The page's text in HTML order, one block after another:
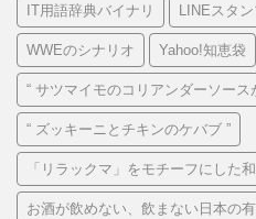
IT用語辞典バイナリ LINEスタ
WWEのシナリオ Yahoo!知恵袋
“ サツマイモのコリアンダーソース
“ ズッキーニとチキンのケバブ ”
「リラックマ」をモチーフにした
お酒が飲めない、飲まない日本の